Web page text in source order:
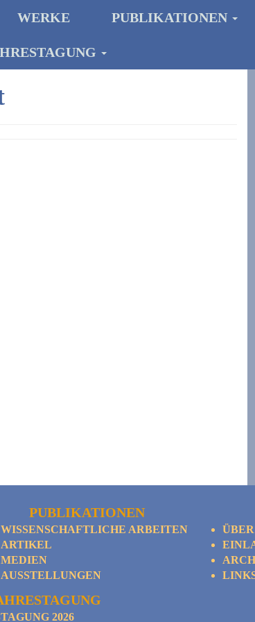
WERKE PUBLIKATIONEN
PUBLIKATIONEN
WISSENSCHAFTLICHE ARBEITEN
ARTIKEL
MEDIEN
AUSSTELLUNGEN
2026